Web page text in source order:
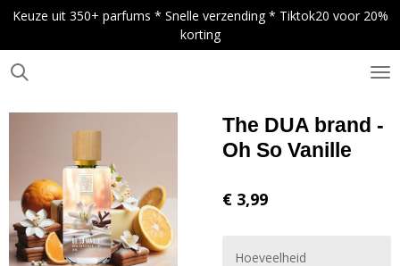
Ga
naar
de
Keuze uit 350+ parfums * Snelle verzending * Tiktok20 voor 20%
korting
The DUA brand -
Oh So Vanille
€ 3,99
Hoeveelheid